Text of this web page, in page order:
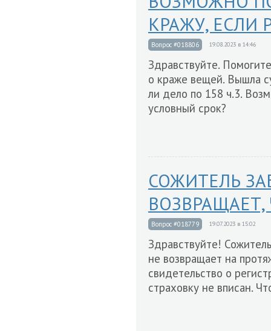
КРАЖУ, ЕСЛИ
Вопрос #018806 19.08.2023 в 14:46
Здравствуйте.
о краже вещей. Вышла
ли дело по 158 ч.3.
условный срок?
СОЖИТЕЛЬ
ВОЗВРАЩАЕТ,
Вопрос #018779 19.07.2023 в 15:02
Здравствуйте!
не возвращает на
свидетельство о
страховку не вписан.